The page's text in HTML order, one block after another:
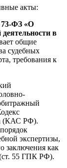
акты:
73-ФЗ «О
деятельности в
общие
судебных
требования к
(КАС РФ).
экспертизы,
заключения как
(ст. 55 ГПК РФ).